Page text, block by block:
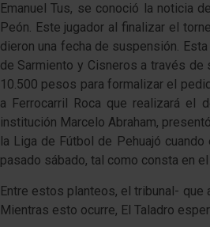
Emanuel Tus, se conoció la noticia
Peón. Este jugador al finalizar el
dieron una fecha de suspensión.
de Sarmiento y Cisneros a través
10.500 pesos para formalizar el
a Ferrocarril Roca que realizará el
institución Marcelo Abraham,
la Liga de Fútbol de Pehuajó
pasado sábado, tal como consta en
Entre estos planteos, el tribunal- que
Mientras esto ocurre, El Taladro